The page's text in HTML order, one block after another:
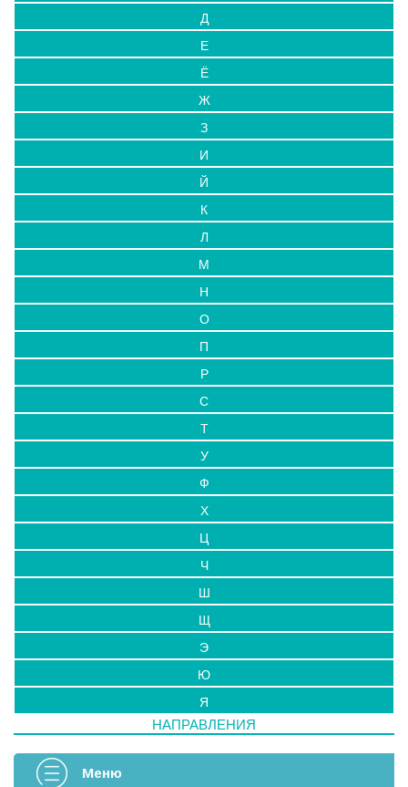
Д
Е
Ё
Ж
З
И
Й
К
Л
М
Н
О
П
Р
С
Т
У
Ф
Х
Ц
Ч
Ш
Щ
Э
Ю
Я
НАПРАВЛЕНИЯ
Меню